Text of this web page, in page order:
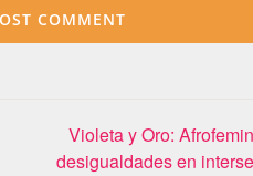
Violeta y Oro:
desigualdades en